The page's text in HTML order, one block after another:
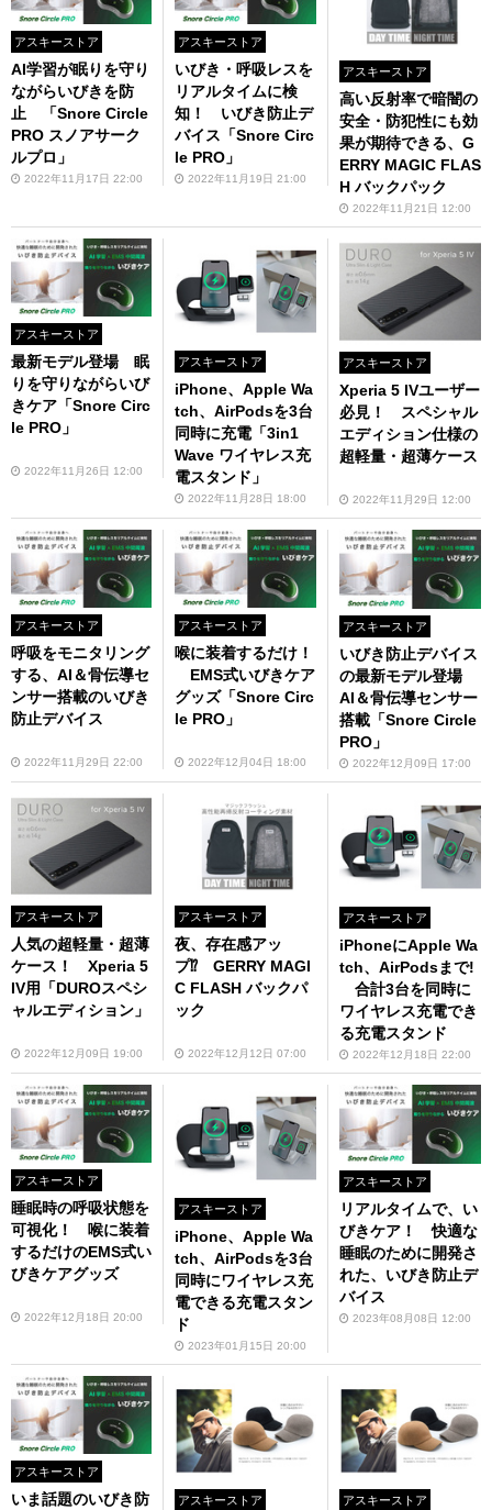
アスキーストア
AI学習が眠りを守り
ながらいびきを防
止 「Snore Circle
PRO スノアサーク
ルプロ」
2022年11月17日 22:00
アスキーストア
いびき・呼吸レスを
リアルタイムに検
知！ いびき防止デ
バイス「Snore Circ
le PRO」
2022年11月19日 21:00
アスキーストア
高い反射率で暗闇の
安全・防犯性にも効
果が期待できる、G
ERRY MAGIC FLAS
H バックパック
2022年11月21日 12:00
アスキーストア
最新モデル登場 眠
りを守りながらいび
きケア「Snore Circ
le PRO」
2022年11月26日 12:00
アスキーストア
iPhone、Apple Wa
tch、AirPodsを3台
同時に充電「3in1
Wave ワイヤレス充
電スタンド」
2022年11月28日 18:00
アスキーストア
Xperia 5 IVユーザー
必見！ スペシャル
エディション仕様の
超軽量・超薄ケース
2022年11月29日 12:00
アスキーストア
呼吸をモニタリング
する、AI＆骨伝導セ
ンサー搭載のいびき
防止デバイス
2022年11月29日 22:00
アスキーストア
喉に装着するだけ！
EMS式いびきケア
グッズ「Snore Circ
le PRO」
2022年12月04日 18:00
アスキーストア
いびき防止デバイス
の最新モデル登場
AI＆骨伝導センサー
搭載「Snore Circle
PRO」
2022年12月09日 17:00
アスキーストア
人気の超軽量・超薄
ケース！ Xperia 5
IV用「DUROスペシ
ャルエディション」
2022年12月09日 19:00
アスキーストア
夜、存在感アッ
プ⁉ GERRY MAGI
C FLASH バックパ
ック
2022年12月12日 07:00
アスキーストア
iPhoneにApple Wa
tch、AirPodsまで!
合計3台を同時に
ワイヤレス充電でき
る充電スタンド
2022年12月18日 22:00
アスキーストア
睡眠時の呼吸状態を
可視化！ 喉に装着
するだけのEMS式い
びきケアグッズ
2022年12月18日 20:00
アスキーストア
iPhone、Apple Wa
tch、AirPodsを3台
同時にワイヤレス充
電できる充電スタン
ド
2023年01月15日 20:00
アスキーストア
リアルタイムで、い
びきケア！ 快適な
睡眠のために開発さ
れた、いびき防止デ
バイス
2023年08月08日 12:00
アスキーストア
いま話題のいびき防
アスキーストア アスキーストア